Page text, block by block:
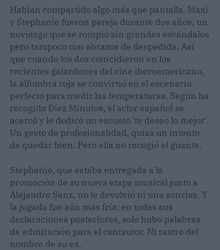
Habían compartido algo más que pantalla. Maxi
y Stephanie fueron pareja durante dos años, un
noviazgo que se rompió sin grandes escándalos
pero tampoco con abrazos de despedida. Así
que cuando los dos coincidieron en los
recientes galardones del cine iberoamericano,
la alfombra roja se convirtió en el escenario
perfecto para medir las temperaturas. Según ha
recogido Diez Minutos, el actor español se
acercó y le dedicó un escueto 'te deseo lo mejor'.
Un gesto de profesionalidad, quizá un intento
de quedar bien. Pero ella no recogió el guante.
Stephanie, que estaba entregada a la
promoción de su nueva etapa musical junto a
Alejandro Sanz, no le devolvió ni una sonrisa. Y
la jugada fue aún más fría: en todas sus
declaraciones posteriores, solo hubo palabras
de admiración para el cantautor. Ni rastro del
nombre de su ex.